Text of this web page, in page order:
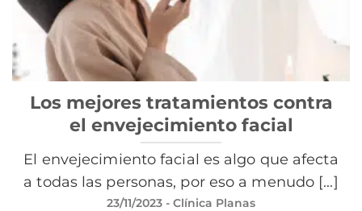
Los mejores tratamientos contra
el envejecimiento facial
El envejecimiento facial es algo que afecta
a todas las personas, por eso a menudo [...]
23/11/2023 - Clínica Planas